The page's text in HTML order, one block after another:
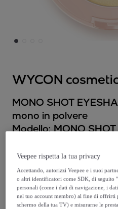
WYCON
MONO SHOT
mono in polvere
Modello: MONO
5,60 €
5,90 €
-5%
Veepee rispetta la tua privacy
Accettando, autorizzi Veepee e i suoi
o altri identificatori come SDK, di seguito
personali (come i dati di navigazione, i
nel tuo account membro) al fine di offrirti
schermo della tua TV) e misurarne le